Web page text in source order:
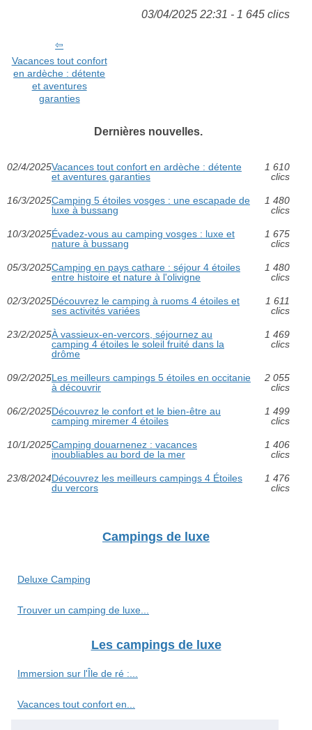
03/04/2025 22:31 - 1 645 clics
Vacances tout confort
en ardèche : détente
et aventures
garanties
Dernières nouvelles.
02/4/2025Vacances tout confort en ardèche : détente
et aventures garanties
1 610
clics
16/3/2025Camping 5 étoiles vosges : une escapade de
luxe à bussang
1 480
clics
10/3/2025Évadez-vous au camping vosges : luxe et
nature à bussang
1 675
clics
05/3/2025Camping en pays cathare : séjour 4 étoiles
entre histoire et nature à l'olivigne
1 480
clics
02/3/2025Découvrez le camping à ruoms 4 étoiles et
ses activités variées
1 611
clics
23/2/2025À vassieux-en-vercors, séjournez au
camping 4 étoiles le soleil fruité dans la
drôme
1 469
clics
09/2/2025Les meilleurs campings 5 étoiles en occitanie
à découvrir
2 055
clics
06/2/2025Découvrez le confort et le bien-être au
camping miremer 4 étoiles
1 499
clics
10/1/2025Camping douarnenez : vacances
inoubliables au bord de la mer
1 406
clics
23/8/2024Découvrez les meilleurs campings 4 Étoiles
du vercors
1 476
clics
Campings de luxe
Deluxe Camping
Trouver un camping de luxe...
Les campings de luxe
Immersion sur l'Île de ré :...
Vacances tout confort en...